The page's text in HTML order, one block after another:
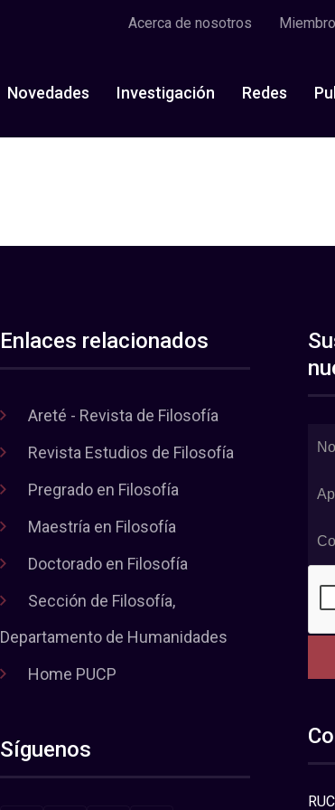
Acerca de nosotros
Novedades Investigación Redes
Enlaces relacionados
Areté - Revista de Filosofía
Revista Estudios de Filosofía
Pregrado en Filosofía
Maestría en Filosofía
Doctorado en Filosofía
Sección de Filosofía,
Departamento de Humanidades
Home PUCP
Síguenos